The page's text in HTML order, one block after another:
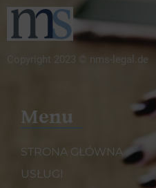
Copyright 2023 © nms-legal.de
Menu
STRONA GŁÓWNA
USŁUGI